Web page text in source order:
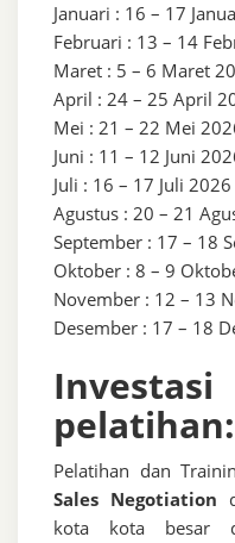
Januari : 16 – 17
Februari : 13 – 14
Maret : 5 – 6 Maret
April : 24 – 25 April
Mei : 21 – 22 Mei
Juni : 11 – 12 Juni
Juli : 16 – 17 Juli 2026
Agustus : 20 – 21
September : 17 – 18
Oktober : 8 – 9
November : 12 – 13
Desember : 17 – 18
pelatihan:
Pelatihan dan
Sales Negotiation
kota kota besar